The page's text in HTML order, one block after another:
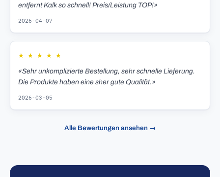
entfernt Kalk so schnell! Preis/Leistung TOP!»
2026-04-07
★ ★ ★ ★ ★
«Sehr unkomplizierte Bestellung, sehr schnelle Lieferung.
Die Produkte haben eine sher gute Qualität.»
2026-03-05
Alle Bewertungen ansehen →